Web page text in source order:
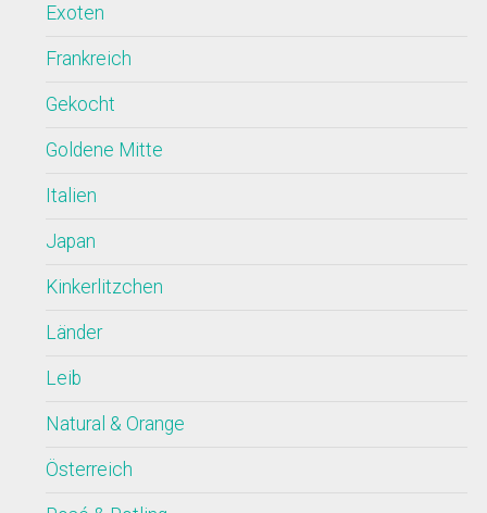
Exoten
Frankreich
Gekocht
Goldene Mitte
Italien
Japan
Kinkerlitzchen
Länder
Leib
Natural & Orange
Österreich